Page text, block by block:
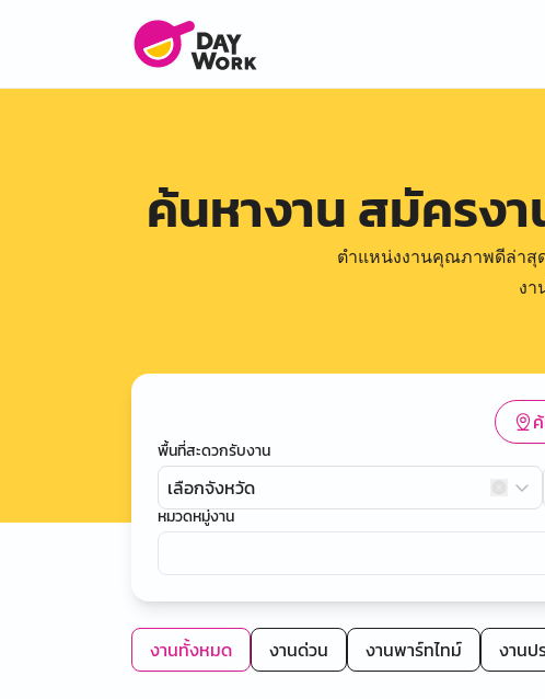
ค้นหางาน สมัครง
ตำแหน่งงานคุณภาพดีล่าสุ
งา
พื้นที่สะดวกรับงาน
เลือกจังหวัด
หมวดหมู่งาน
งานทั้งหมด งานด่วน งานพาร์ทไทม์ งานป